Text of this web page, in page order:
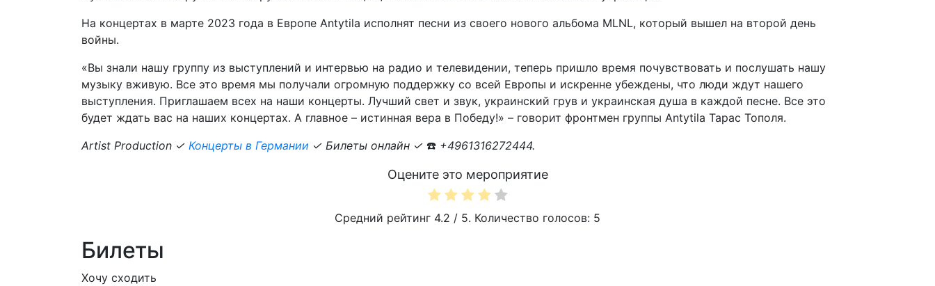
На концертах в марте 2023 года в Европе Antytila исполнят песни из своего нового альбома MLNL, который вышел на второй день
войны.
«Вы знали нашу группу из выступлений и интервью на радио и телевидении, теперь пришло время почувствовать и послушать нашу
музыку вживую. Все это время мы получали огромную поддержку со всей Европы и искренне убеждены, что люди ждут нашего
выступления. Приглашаем всех на наши концерты. Лучший свет и звук, украинский грув и украинская душа в каждой песне. Все это
будет ждать вас на наших концертах. А главное – истинная вера в Победу!» – говорит фронтмен группы Antytila Тарас Тополя.
Artist Production ✓ Концерты в Германии ✓ Билеты онлайн ✓ ☎️ +4961316272444.
Оцените это мероприятие
Средний рейтинг 4.2 / 5. Количество голосов: 5
Билеты
Хочу сходить